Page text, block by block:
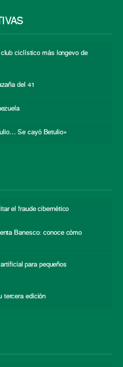
ciclístico más longevo de
del 41
Se cayó Betulio»
el fraude cibernético
Banesco: conoce cómo
para pequeños
tercera edición